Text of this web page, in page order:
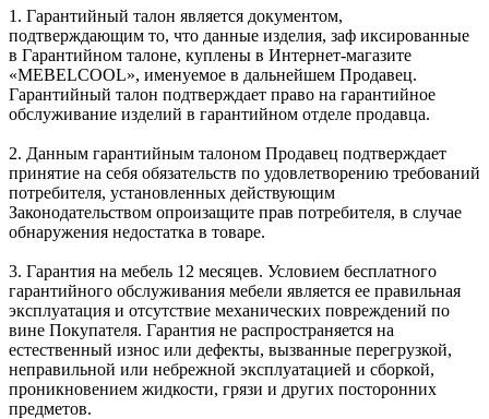
1. Гарантийный талон является документом,
подтверждающим то, что данные изделия, заф иксированные
в Гарантийном талоне, куплены в Интернет-магазите
«MEBELCOOL», именуемое в дальнейшем Продавец.
Гарантийный талон подтверждает право на гарантийное
обслуживание изделий в гарантийном отделе продавца.
2. Данным гарантийным талоном Продавец подтверждает
принятие на себя обязательств по удовлетворению требований
потребителя, установленных действующим
Законодательством опроизащите прав потребителя, в случае
обнаружения недостатка в товаре.
3. Гарантия на мебель 12 месяцев. Условием бесплатного
гарантийного обслуживания мебели является ее правильная
эксплуатация и отсутствие механических повреждений по
вине Покупателя. Гарантия не распространяется на
естественный износ или дефекты, вызванные перегрузкой,
неправильной или небрежной эксплуатацией и сборкой,
проникновением жидкости, грязи и других посторонних
предметов.